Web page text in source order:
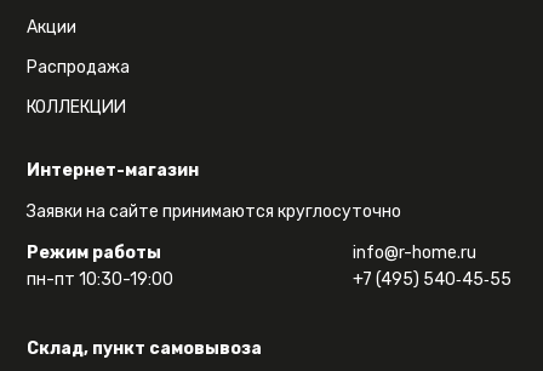
Интернет-магазин
Заявки на сайте принимаются круглосуточно
Режим работы
пн-пт 10:30-19:00
info@r-home.ru
+7 (495) 540‑45‑55
Склад, пункт самовывоза
Акции
Распродажа
КОЛЛЕКЦИИ